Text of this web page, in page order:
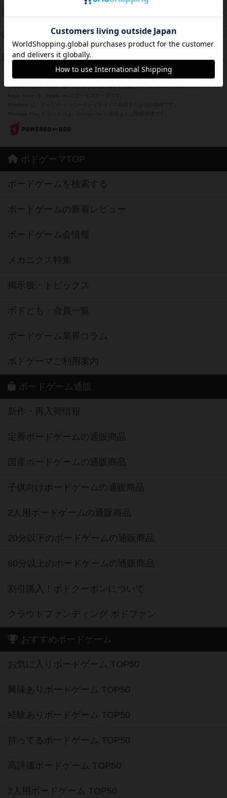
PT
紹介文あり 1件の投稿
PT
スーパーストア3000
紹介文なし 1件の投稿
37 PT
フリップ７：復讐心とともに
紹介文なし 2件の投稿
※Apple、Apple のロゴ は、米国および他の国々で登録されたApple Inc.の商標です。
ボドゲーマTOP
ボードゲームを検索する
ボードゲームの新着レビュー
ボードゲーム会情報
メカニクス特集
掲示板・トピックス
ボドとも・会員一覧
ボードゲーム業界コラム
ボドゲーマご利用案内
ボードゲーム通販
新作・再入荷情報
定番ボードゲームの通販商品
国産ボードゲームの通販商品
子供向けボードゲームの通販商品
2人用ボードゲームの通販商品
20分以下のボードゲームの通販商品
60分以上のボードゲームの通販商品
割引購入！ボドクーポンについて
クラウドファンディング ボドファン
おすすめボードゲーム
お気に入りボードゲーム TOP50
興味ありボードゲーム TOP50
経験ありボードゲーム TOP50
持ってるボードゲーム TOP50
高評価ボードゲーム TOP50
2人用ボードゲーム TOP50